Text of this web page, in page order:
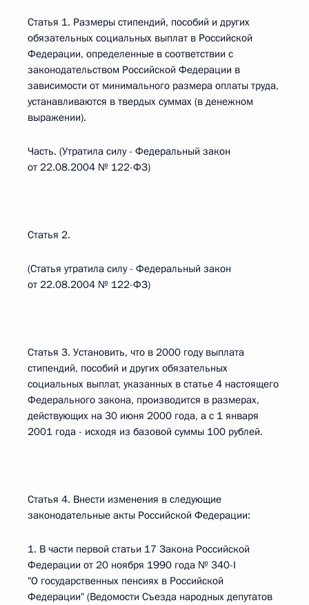
Статья 1. Размеры стипендий, пособий и других
обязательных социальных выплат в Российской
Федерации, определенные в соответствии с
законодательством Российской Федерации в
зависимости от минимального размера оплаты труда,
устанавливаются в твердых суммах (в денежном
выражении).
Часть. (Утратила силу - Федеральный закон
от 22.08.2004 № 122-ФЗ)
Статья 2.
(Статья утратила силу - Федеральный закон
от 22.08.2004 № 122-ФЗ)
Статья 3. Установить, что в 2000 году выплата
стипендий, пособий и других обязательных
социальных выплат, указанных в статье 4 настоящего
Федерального закона, производится в размерах,
действующих на 30 июня 2000 года, а с 1 января
2001 года - исходя из базовой суммы 100 рублей.
Статья 4. Внести изменения в следующие
законодательные акты Российской Федерации:
1. В части первой статьи 17 Закона Российской
Федерации от 20 ноября 1990 года № 340-I
"О государственных пенсиях в Российской
Федерации" (Ведомости Съезда народных депутатов